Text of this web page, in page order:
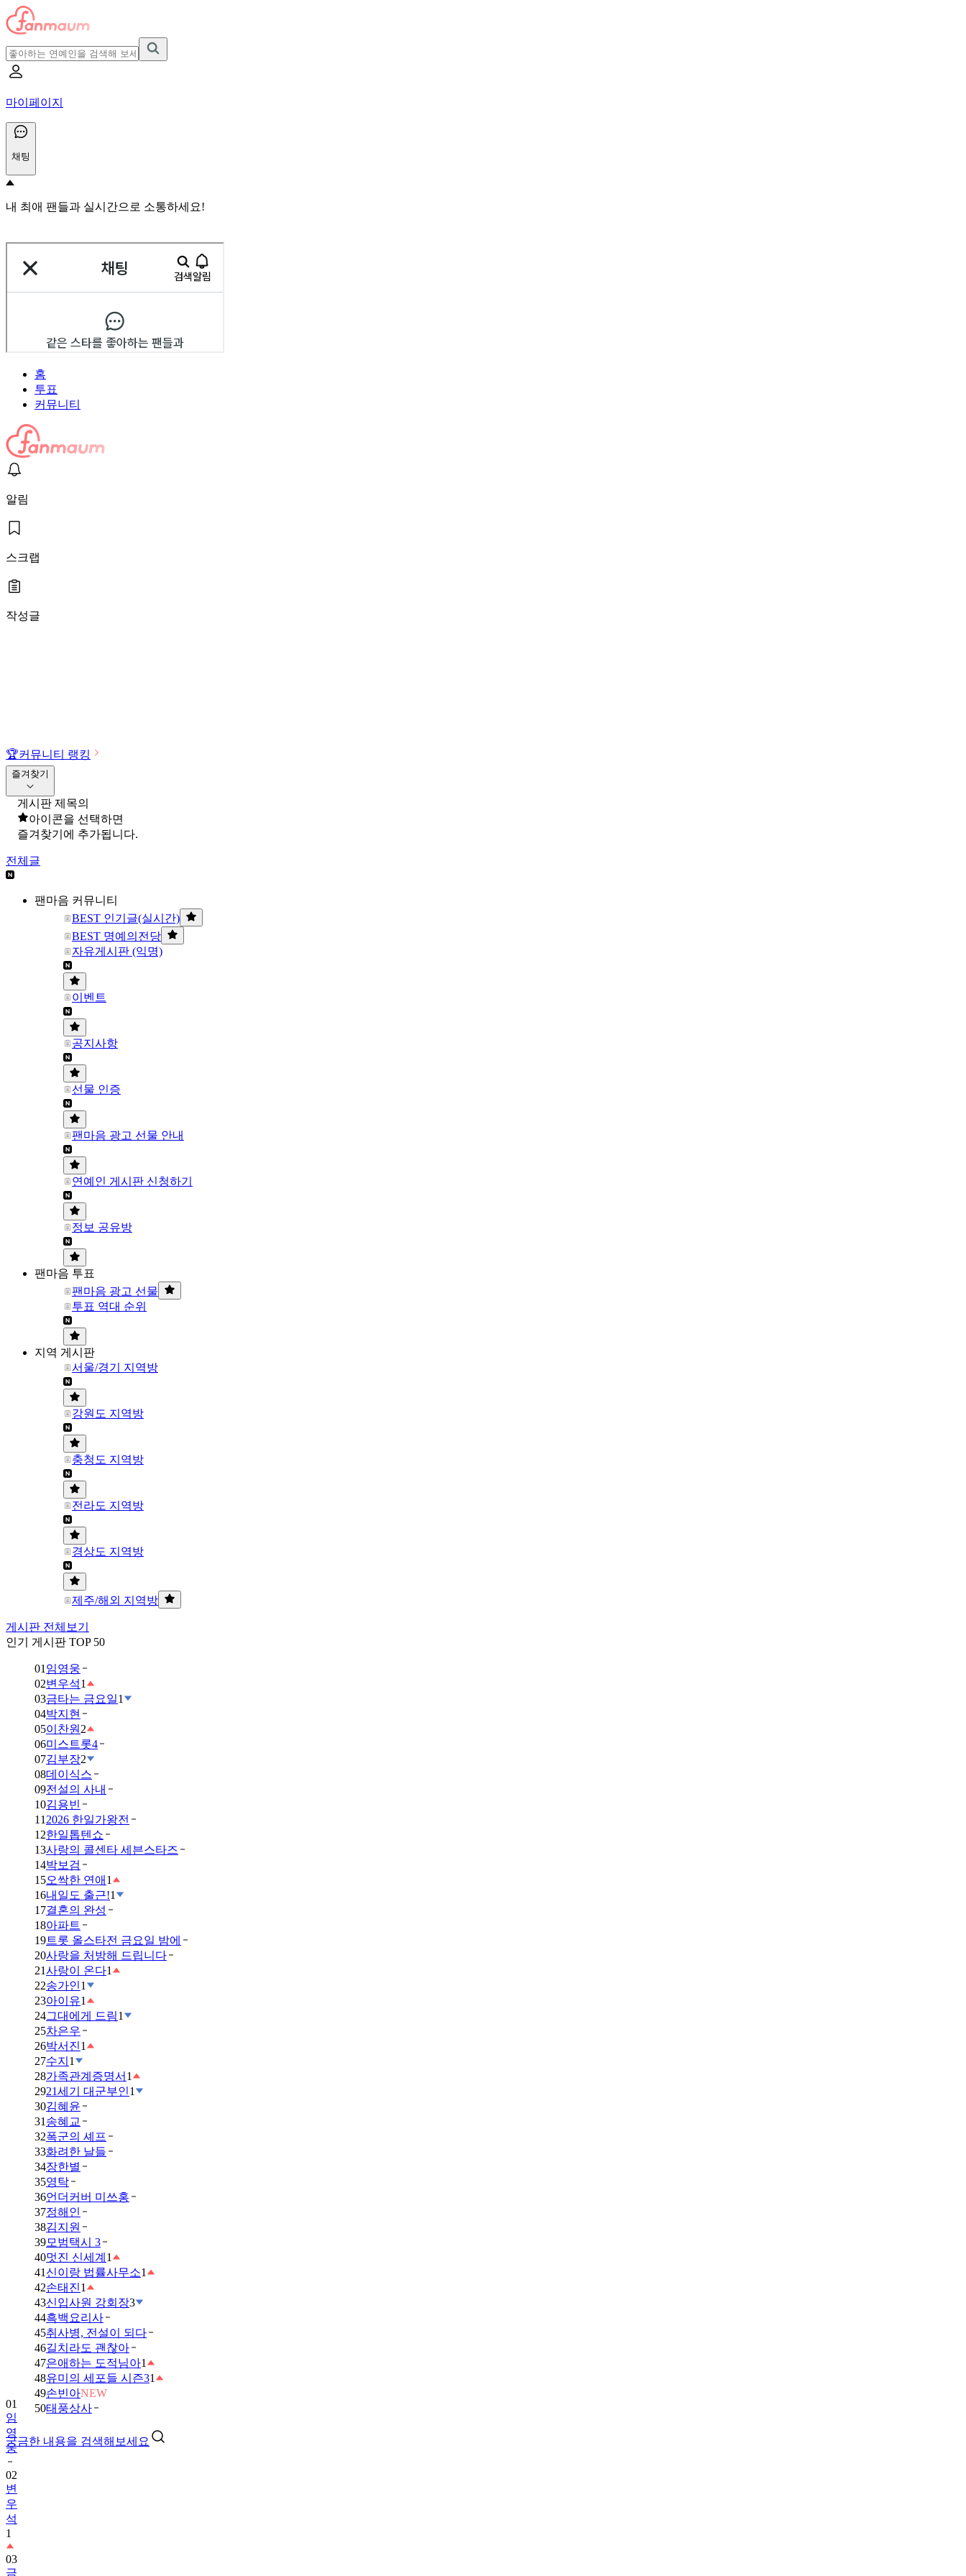
마이페이지
채팅
내 최애 팬들과 실시간으로 소통하세요!
홈
투표
커뮤니티
알림
스크랩
작성글
🏆커뮤니티 랭킹
즐겨찾기
게시판 제목의
아이콘을 선택하면
즐겨찾기에 추가됩니다.
전체글
팬마음 커뮤니티
BEST 인기글(실시간)
BEST 명예의전당
자유게시판 (익명)
이벤트
공지사항
선물 인증
팬마음 광고 선물 안내
연예인 게시판 신청하기
정보 공유방
팬마음 투표
팬마음 광고 선물
투표 역대 순위
지역 게시판
서울/경기 지역방
강원도 지역방
충청도 지역방
전라도 지역방
경상도 지역방
제주/해외 지역방
게시판 전체보기
인기 게시판 TOP 50
01 임영웅
02변우석1
03금타는 금요일1
04박지현
05이찬원 2
06미스트롯4
07김부장2
08데이식스
09전설의 사내
10김용빈
11 2026 한일가왕전
12한일톱텐쇼
13사랑의 콜센타 세븐스타즈
14박보검
15오싹한 연애 1
16내일도 출근!1
17결혼의 완성
18아파트
19트롯 올스타전 금요일 밤에
20사랑을 처방해 드립니다
21사랑이 온다1
22송가인1
23아이유1
24그대에게 드림1
25차은우
26박서진1
27수지 1
28가족관계증명서 1
2921세기 대군부인1
30김혜윤
31 송혜교
32폭군의 셰프
33화려한 날들
34장한별
35영탁
36언더커버 미쓰홍
37정해인
38김지원
39모범택시 3
40멋진 신세계 1
41 신이랑 법률사무소1
42손태진1
43신입사원 강회장3
44흑백요리사
45취사병, 전설이 되다
46길치라도 괜찮아
47은애하는 도적님아1
48유미의 세포들 시즌31
49손빈아NEW
50태풍상사
궁금한 내용을 검색해보세요
01
임
영
웅
02
변
우
석
1
03
금